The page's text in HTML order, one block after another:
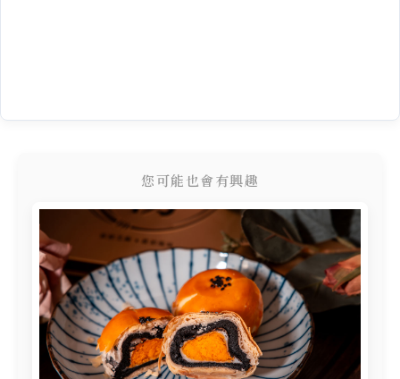
您可能也會有興趣